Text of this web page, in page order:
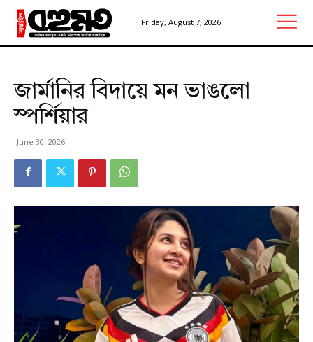
Friday, August 7, 2026
জার্মানির বিদায়ে মন ভাঙলো
স্পর্শিয়ার
June 30, 2026